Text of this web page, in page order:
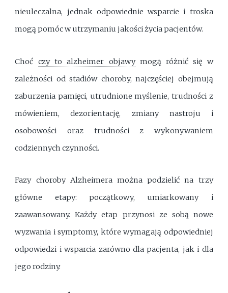
nieuleczalna, jednak odpowiednie wsparcie i troska
mogą pomóc w utrzymaniu jakości życia pacjentów.
Choć czy to alzheimer objawymogą różnić się w
zależności od stadiów choroby, najczęściej obejmują
zaburzenia pamięci, utrudnione myślenie, trudności z
mówieniem, dezorientację, zmiany nastroju i
osobowości oraz trudności z wykonywaniem
codziennych czynności.
Fazy choroby Alzheimera można podzielić na trzy
główne etapy: początkowy, umiarkowany i
zaawansowany. Każdy etap przynosi ze sobą nowe
wyzwania i symptomy, które wymagają odpowiedniej
odpowiedzi i wsparcia zarówno dla pacjenta, jak i dla
jego rodziny.